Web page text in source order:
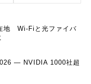
地 Wi-Fiと光ファイバ
― NVIDIA 1000社超